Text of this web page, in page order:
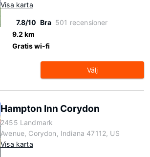
Visa karta
7.8/10 Bra 501 recensioner
9.2 km
Gratis wi-fi
Välj
Hampton Inn Corydon
2455 Landmark
Avenue, Corydon, Indiana 47112, US
Visa karta